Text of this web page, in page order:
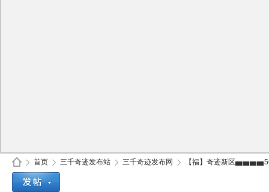
首页 三千奇迹发布站 三千奇迹发布网 【福】奇迹新区